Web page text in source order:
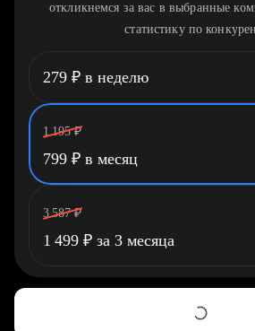
откликнемся за вас в выбранные
статистику по
279 ₽ в неделю
1 195 ₽
799 ₽ в месяц
3 587 ₽
1 499 ₽ за 3 месяца